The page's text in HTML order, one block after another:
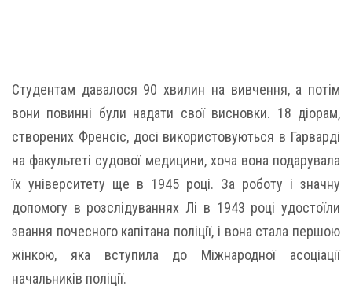
Студентам давалося 90 хвилин на вивчення, а потім
вони повинні були надати свої висновки. 18 діорам,
створених Френсіс, досі використовуються в Гарварді
на факультеті судової медицини, хоча вона подарувала
їх університету ще в 1945 році. За роботу і значну
допомогу в розслідуваннях Лі в 1943 році удостоїли
звання почесного капітана поліції, і вона стала першою
жінкою, яка вступила до Міжнародної асоціації
начальників поліції.